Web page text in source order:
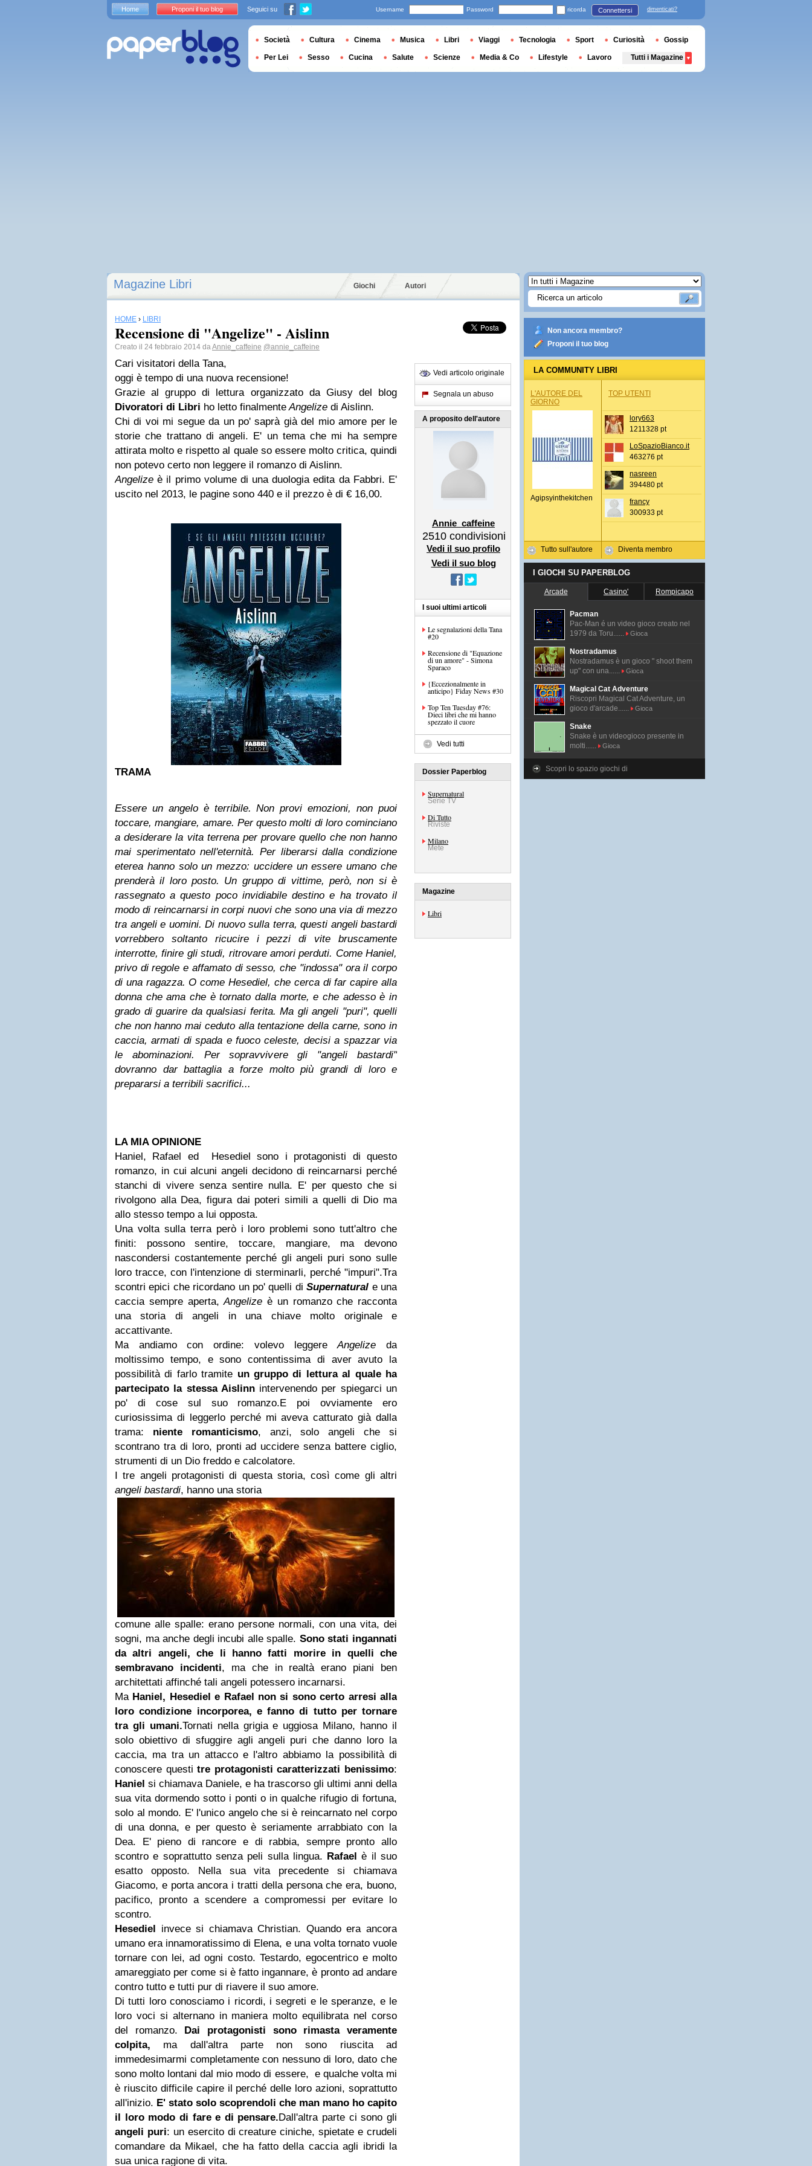
Magazine Libri Giochi Autori
HOME › LIBRI
Recensione di "Angelize" - Aislinn
Creato il 24 febbraio 2014 daAnnie_caffeine @annie_caffeine
Cari visitatori della Tana,
oggi è tempo di una nuova recensione!
Grazie al gruppo di lettura organizzato da Giusy del blog
Divoratori di Libri ho letto finalmenteAngelize di Aislinn.
Chi di voi mi segue da un po' saprà già del mio amore per le
storie che trattano di angeli. E' un tema che mi ha sempre
attirata molto e rispetto al quale so essere molto critica, quindi
non potevo certo non leggere il romanzo di Aislinn.
Angelizeè il primo volume di una duologia edita da Fabbri. E'
uscito nel 2013, le pagine sono 440 e il prezzo è di € 16,00.
TRAMA
Essere un angelo è terribile. Non provi emozioni, non puoi
toccare, mangiare, amare. Per questo molti di loro cominciano
a desiderare la vita terrena per provare quello che non hanno
mai sperimentato nell'eternità. Per liberarsi dalla condizione
eterea hanno solo un mezzo: uccidere un essere umano che
prenderà il loro posto. Un gruppo di vittime, però, non si è
rassegnato a questo poco invidiabile destino e ha trovato il
modo di reincarnarsi in corpi nuovi che sono una via di mezzo
tra angeli e uomini. Di nuovo sulla terra, questi angeli bastardi
vorrebbero soltanto ricucire i pezzi di vite bruscamente
interrotte, finire gli studi, ritrovare amori perduti. Come Haniel,
privo di regole e affamato di sesso, che "indossa" ora il corpo
di una ragazza. O come Hesediel, che cerca di far capire alla
donna che ama che è tornato dalla morte, e che adesso è in
grado di guarire da qualsiasi ferita. Ma gli angeli "puri", quelli
che non hanno mai ceduto alla tentazione della carne, sono in
caccia, armati di spada e fuoco celeste, decisi a spazzar via
le abominazioni. Per sopravvivere gli "angeli bastardi"
dovranno dar battaglia a forze molto più grandi di loro e
prepararsi a terribili sacrifici...
LA MIA OPINIONE
Haniel, Rafael ed Hesediel sono i protagonisti di questo
romanzo, in cui alcuni angeli decidono di reincarnarsi perché
stanchi di vivere senza sentire nulla. E' per questo che si
rivolgono alla Dea, figura dai poteri simili a quelli di Dio ma
allo stesso tempo a lui opposta.
Una volta sulla terra però i loro problemi sono tutt'altro che
finiti: possono sentire, toccare, mangiare, ma devono
nascondersi costantemente perché gli angeli puri sono sulle
loro tracce, con l'intenzione di sterminarli, perché "impuri".Tra
scontri epici che ricordano un po' quelli diSupernatural e una
caccia sempre aperta,Angelize è un romanzo che racconta
una storia di angeli in una chiave molto originale e
accattivante.
Ma andiamo con ordine: volevo leggereAngelizeda
moltissimo tempo, e sono contentissima di aver avuto la
possibilità di farlo tramite un gruppo di lettura al quale ha
partecipato la stessa Aislinnintervenendo per spiegarci un
po' di cose sul suo romanzo.E poi ovviamente ero
curiosissima di leggerlo perché mi aveva catturato già dalla
trama: niente romanticismo, anzi, solo angeli che si
scontrano tra di loro, pronti ad uccidere senza battere ciglio,
strumenti di un Dio freddo e calcolatore.
I tre angeli protagonisti di questa storia, così come gli altri
angeli bastardi, hanno una storia
comune alle spalle: erano persone normali, con una vita, dei
sogni, ma anche degli incubi alle spalle. Sono stati ingannati
da altri angeli, che li hanno fatti morire in quelli che
sembravano incidenti, ma che in realtà erano piani ben
architettati affinché tali angeli potessero incarnarsi.
Ma Haniel, Hesediel e Rafael non si sono certo arresi alla
loro condizione incorporea, e fannodi tuttoper tornare
tra gli umani.Tornati nella grigia e uggiosa Milano, hanno il
solo obiettivo di sfuggire agli angeli puri che danno loro la
caccia, ma tra un attacco e l'altro abbiamo la possibilità di
conoscere questitre protagonisti caratterizzati benissimo:
Haniel si chiamava Daniele, e ha trascorso gli ultimi anni della
sua vita dormendo sotto i ponti o in qualche rifugio di fortuna,
solo al mondo. E' l'unico angelo che si è reincarnato nel corpo
di una donna, e per questo è seriamente arrabbiato con la
Dea. E' pieno di rancore e di rabbia, sempre pronto allo
scontro e soprattutto senza peli sulla lingua. Rafael è il suo
esatto opposto. Nella sua vita precedente si chiamava
Giacomo, e porta ancora i tratti della persona che era, buono,
pacifico, pronto a scendere a compromessi per evitare lo
scontro.
Hesediel invece si chiamava Christian. Quando era ancora
umano era innamoratissimo di Elena, e una volta tornato vuole
tornare con lei, ad ogni costo. Testardo, egocentrico e molto
amareggiato per come si è fatto ingannare, è pronto ad andare
contro tutto e tutti pur di riavere il suo amore.
Di tutti loro conosciamo i ricordi, i segreti e le speranze, e le
loro voci si alternano in maniera molto equilibrata nel corso
del romanzo. Dai protagonisti sono rimasta veramente
colpita, ma dall'altra parte non sono riuscita ad
immedesimarmi completamente con nessuno di loro, dato che
sono molto lontani dal mio modo di essere, e qualche volta mi
è riuscito difficile capire il perché delle loro azioni, soprattutto
all'inizio. E' stato solo scoprendoli che man mano ho capito
il loro modo di fare e di pensare.Dall'altra parte ci sono gli
angeli puri: un esercito di creature ciniche, spietate e crudeli
comandare da Mikael, che ha fatto della caccia agli ibridi la
sua unica ragione di vita.
Vedi articolo originale
Segnala un abuso
A proposito dell'autore
Annie_caffeine
2510 condivisioni
Vedi il suo profilo
Vedi il suo blog
I suoi ultimi articoli
Le segnalazioni della Tana
#20
Recensione di "Equazione
di un amore" - Simona
Sparaco
{Eccezionalmente in
anticipo} Fiday News #30
Top Ten Tuesday #76:
Dieci libri che mi hanno
spezzato il cuore
Vedi tutti
Dossier Paperblog
Supernatural
Serie TV
Di Tutto
Riviste
Milano
Mete
Magazine
Libri
Non ancora membro?
Proponi il tuo blog
LA COMMUNITY LIBRI
L'AUTORE DEL
GIORNO
Agipsyinthekitchen
Tutto sull'autore
TOP UTENTI
lory663
1211328 pt
LoSpazioBianco.it
463276 pt
nasreen
394480 pt
francy
300933 pt
Diventa membro
I GIOCHI SU PAPERBLOG
Arcade Casino' Rompicapo
Pacman
Pac-Man é un video gioco creato nel
1979 da Toru......
Gioca
Nostradamus
Nostradamus è un gioco " shoot them
up" con una......
Gioca
Magical Cat Adventure
Riscopri Magical Cat Adventure, un
gioco d'arcade......
Gioca
Snake
Snake è un videogioco presente in
molti......
Gioca
Scopri lo spazio giochi di
Home Proponi il tuo blog Seguici su Username Password ricorda Connettersi dimenticati?
Società Cultura Cinema Musica Libri Viaggi Tecnologia Sport Curiosità Gossip
Per Lei Sesso Cucina Salute Scienze Media & Co Lifestyle Lavoro Tutti i Magazine